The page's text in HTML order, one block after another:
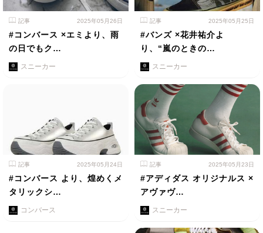
記事 2025年05月26日
#コンバース ×エミより、雨
の日でもク…
スニーカー
記事 2025年05月25日
#バンズ ×花井祐介よ
り、“嵐のときの…
スニーカー
記事 2025年05月24日
#コンバース より、煌めくメ
タリックシ…
コンバース
記事 2025年05月23日
#アディダス オリジナルス ×
アヴァヴ…
スニーカー